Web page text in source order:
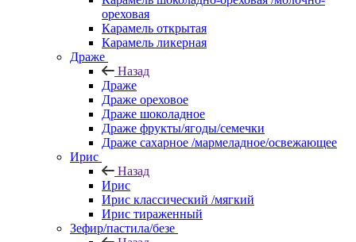
ореховая
Карамель открытая
Карамель ликерная
Драже
Назад
Драже
Драже ореховое
Драже шоколадное
Драже фрукты/ягоды/семечки
Драже сахарное /мармеладное/освежающее
Ирис
Назад
Ирис
Ирис классический /мягкий
Ирис тираженный
Зефир/пастила/безе